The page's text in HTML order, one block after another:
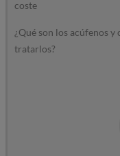
coste
¿Qué son los acúfenos y
tratarlos?